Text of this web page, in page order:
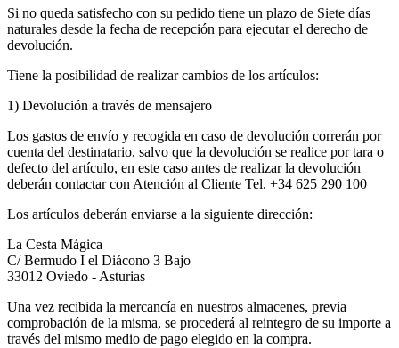
Si no queda satisfecho con su pedido tiene un plazo de Siete días
naturales desde la fecha de recepción para ejecutar el derecho de
devolución.
Tiene la posibilidad de realizar cambios de los artículos:
1) Devolución a través de mensajero
Los gastos de envío y recogida en caso de devolución correrán por
cuenta del destinatario, salvo que la devolución se realice por tara o
defecto del artículo, en este caso antes de realizar la devolución
deberán contactar con Atención al Cliente Tel. +34 625 290 100
Los artículos deberán enviarse a la siguiente dirección:
La Cesta Mágica
C/ Bermudo I el Diácono 3 Bajo
33012 Oviedo - Asturias
Una vez recibida la mercancía en nuestros almacenes, previa
comprobación de la misma, se procederá al reintegro de su importe a
través del mismo medio de pago elegido en la compra.